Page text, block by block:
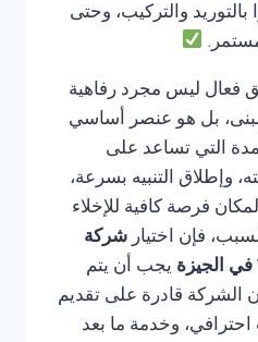
بالتوريد والتركيب، وحتى
فعال ليس مجرد رفاهية
بل هو عنصر أساسي
التي تساعد على
وإطلاق التنبيه بسرعة،
فرصة كافية للإخلاء
فإن اختيار شركة
يجب أن يتم
الشركة قادرة على تقديم
وخدمة ما بعد